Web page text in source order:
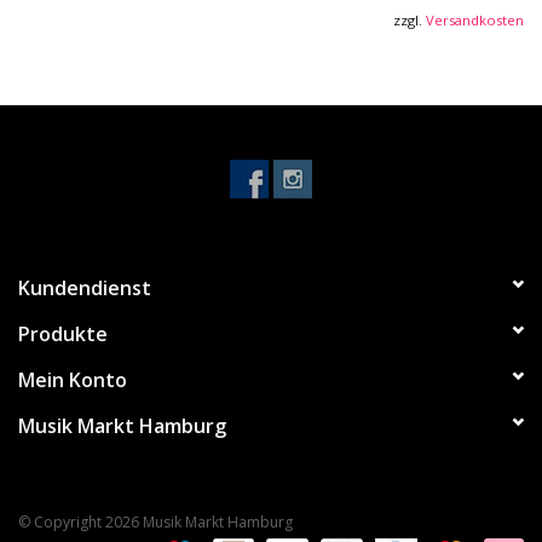
zzgl. Versandkosten
Kundendienst
Produkte
Mein Konto
Musik Markt Hamburg
© Copyright 2026 Musik Markt Hamburg